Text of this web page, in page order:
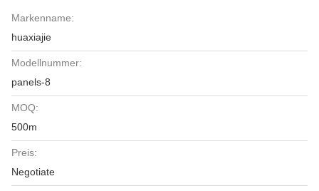
Markenname:
huaxiajie
Modellnummer:
panels-8
MOQ:
500m
Preis:
Negotiate